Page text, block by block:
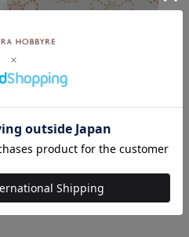
刺し子 菊づくし
¥572 (税込)